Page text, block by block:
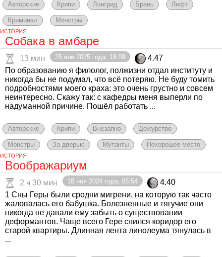
Авторские Крипи Лонгрид Брань Лифт
Криминал Монстры
ИСТОРИЯ
Собака в амбаре
13 мин 25 янв 2025 года, 18:09
4.47
По образованию я филолог, полжизни отдал институту и
никогда бы не подумал, что всё потеряю. Не буду томить
подробностями моего краха: это очень грустно и совсем
неинтересно. Скажу так: с кафедры меня выперли по
надуманной причине. Пошёл работать ...
Авторские Крипи Внезапно Дежурство
Монстры За дверью Мутанты Нехорошее место
ИСТОРИЯ
Воображариум
2 ч 30 мин 18 ноя 2024 года, 05:54
4.40
1 Сны Геры были сродни мигрени, на которую так часто
жаловалась его бабушка. Болезненные и тягучие они
никогда не давали ему забыть о существовании
деформантов. Чаще всего Гере снился коридор его
старой квартиры. Длинная лента линолеума тянулась в
...